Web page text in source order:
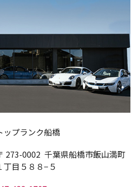
ップランク船橋
273-0002 千葉県船橋市飯山満町
丁目５８８−５